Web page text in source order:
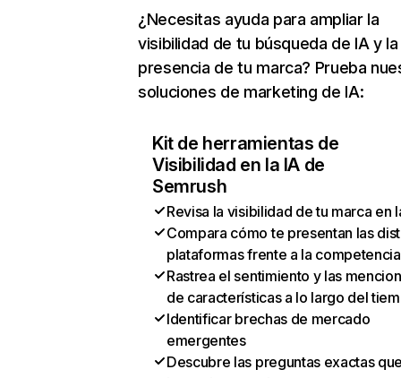
¿Necesitas ayuda para ampliar la
visibilidad de tu búsqueda de IA y la
presencia de tu marca? Prueba
soluciones de marketing de IA:
Kit de herramientas de
Visibilidad en la IA de
Semrush
Revisa la visibilidad de tu marca en
Compara cómo te presentan las
plataformas frente a la competencia
Rastrea el sentimiento y las
de características a lo largo del
Identificar brechas de mercado
emergentes
Descubre las preguntas exactas